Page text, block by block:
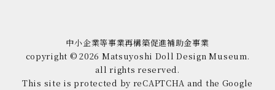
中小企業等事業再構築促進補助金事業
copyright © 2026 Matsuyoshi Doll Design Museum.
all rights reserved.
This site is protected by reCAPTCHA and the Google